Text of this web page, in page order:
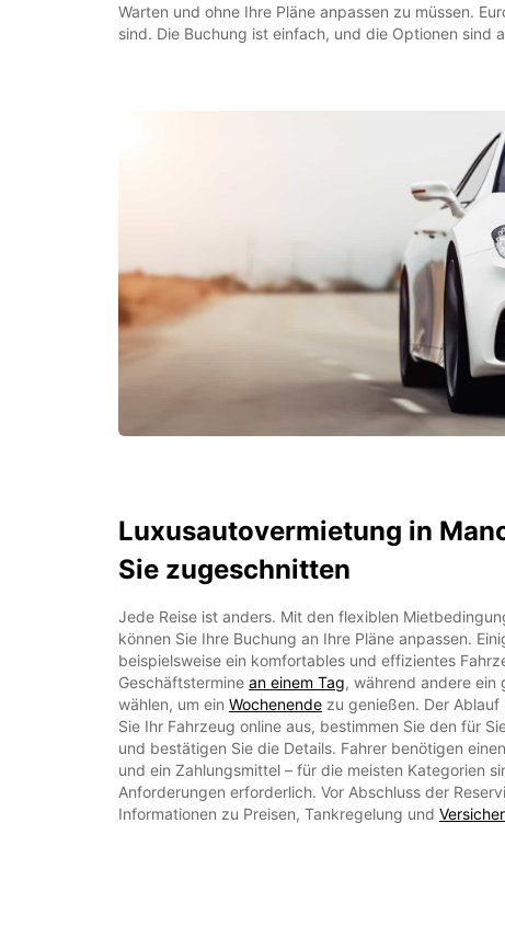
Warten und ohne Ihre Pläne anpassen zu müssen.
sind. Die Buchung ist einfach, und die Optionen sind
Luxusautovermietung in
Sie zugeschnitten
Jede Reise ist anders. Mit den flexiblen
können Sie Ihre Buchung an Ihre Pläne anpassen.
beispielsweise ein komfortables und effizientes
Geschäftstermine an einem Tag, während andere ein
wählen, um ein Wochenende zu genießen. Der
Sie Ihr Fahrzeug online aus, bestimmen Sie den für
und bestätigen Sie die Details. Fahrer benötigen
und ein Zahlungsmittel – für die meisten Kategorien
Anforderungen erforderlich. Vor Abschluss der
Informationen zu Preisen, Tankregelung und